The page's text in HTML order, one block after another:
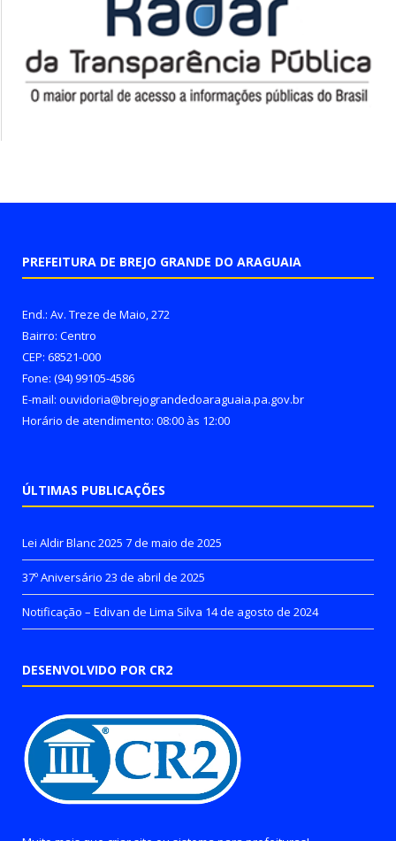
PREFEITURA DE BREJO GRANDE DO ARAGUAIA
End.: Av. Treze de Maio, 272
Bairro: Centro
CEP: 68521-000
Fone: (94) 99105-4586
E-mail: ouvidoria@brejograndedoaraguaia.pa.gov.br
Horário de atendimento: 08:00 às 12:00
ÚLTIMAS PUBLICAÇÕES
Lei Aldir Blanc 2025 7 de maio de 2025
37º Aniversário 23 de abril de 2025
Notificação – Edivan de Lima Silva 14 de agosto de 2024
DESENVOLVIDO POR CR2